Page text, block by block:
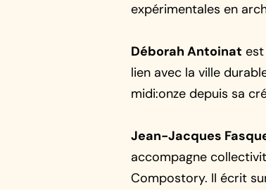
expérimentales en
Déborah Antoinat
lien avec la ville
midi:onze depuis sa
Jean-Jacques
accompagne
Compostory. II écrit